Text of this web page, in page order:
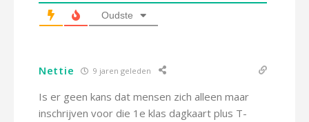
Oudste
Nettie 9 jaren geleden
Is er geen kans dat mensen zich alleen maar
inschrijven voor die 1e klas dagkaart plus T-